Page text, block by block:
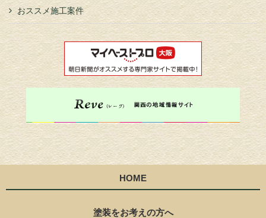
おススメ施工案件
HOME
塗装をお考えの方へ